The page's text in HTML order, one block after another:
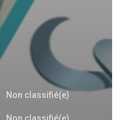
Non classifié(e)